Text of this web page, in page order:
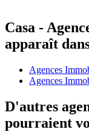
Casa -
apparaît
Agences
Agences
D'autres
pourraient